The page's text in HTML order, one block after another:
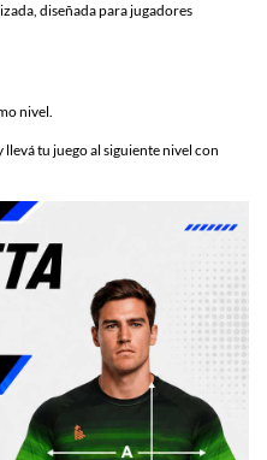
diseñada para jugadores
nivel.
llevá tu juego al siguiente nivel con